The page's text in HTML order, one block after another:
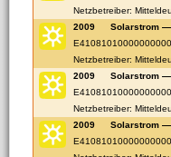
Netzbetreiber:
2009
Solarstrom —
Netzbetreiber:
2009
Solarstrom —
Netzbetreiber:
2009
Solarstrom —